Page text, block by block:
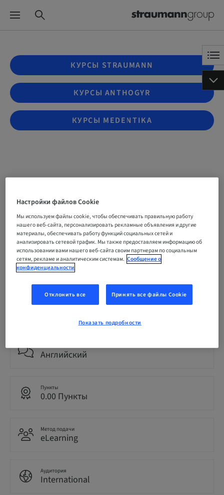
КУРСЫ STRAUMANN
КУРСЫ ANTHOGYR
КУРСЫ MEDENTIKA
Getting started with
Smilecloud (English)
По требованию | Online
ЗАРЕГИСТРИРОВАТЬСЯ СЕЙЧАС
Статус
Язык
Английский
Пункты
0.00 Пункты
Метод подачи
eLearning
Аудитория
International
Настройки файлов Cookie
Мы используем файлы cookie, чтобы обеспечивать правильную работу
нашего веб-сайта, персонализировать рекламные объявления и другие
материалы, обеспечивать работу функций социальных сетей и
анализировать сетевой трафик. Мы также предоставляем информацию об
использовании вами нашего веб-сайта своим партнерам по социальным
сетям, рекламе и аналитическим системам. Сообщение о
конфиденциальности
Отклонить все Принять все файлы Cookie
Показать подробности